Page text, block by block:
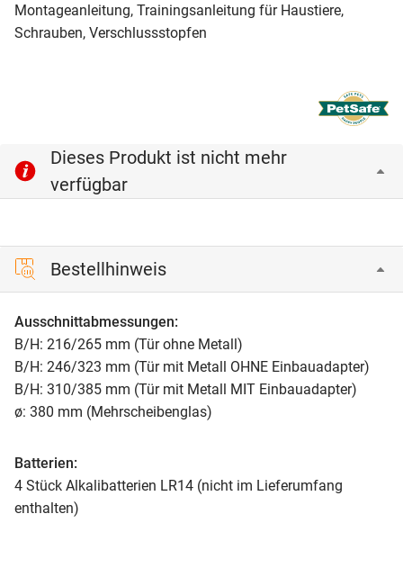
Montageanleitung, Trainingsanleitung für Haustiere,
Schrauben, Verschlussstopfen
Dieses Produkt ist nicht mehr
verfügbar
Bestellhinweis
Ausschnittabmessungen:
B/H: 216/265 mm (Tür ohne Metall)
B/H: 246/323 mm (Tür mit Metall OHNE Einbauadapter)
B/H: 310/385 mm (Tür mit Metall MIT Einbauadapter)
ø: 380 mm (Mehrscheibenglas)
Batterien:
4 Stück Alkalibatterien LR14 (nicht im Lieferumfang
enthalten)